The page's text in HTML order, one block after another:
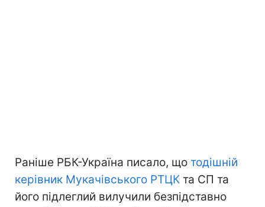
Раніше РБК-Україна писало, що тодішній
керівник Мукачівського РТЦК та СП та
його підлеглий вилучили безпідставно